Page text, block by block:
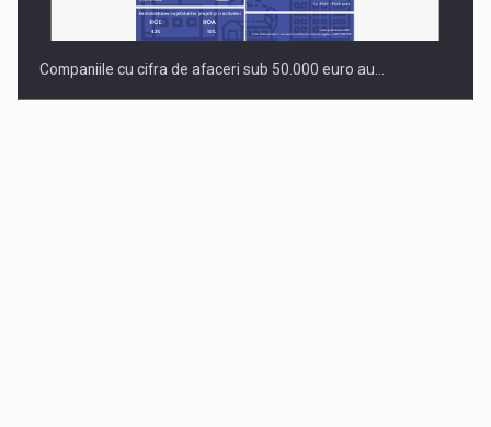
Companiile cu cifra de afaceri sub 50.000 euro au…